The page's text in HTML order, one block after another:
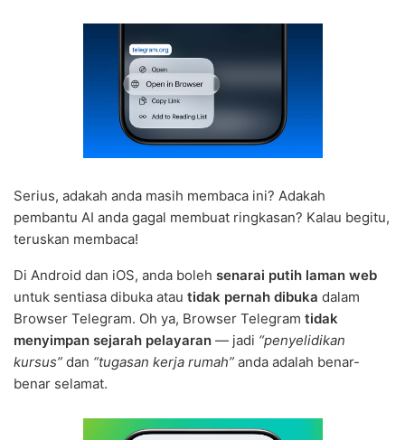
Serius, adakah anda masih membaca ini? Adakah
pembantu AI anda gagal membuat ringkasan? Kalau begitu,
teruskan membaca!
Di Android dan iOS, anda boleh senarai putih laman web
untuk sentiasa dibuka atau tidak pernah dibuka dalam
Browser Telegram. Oh ya, Browser Telegram tidak
menyimpan sejarah pelayaran — jadi “penyelidikan
kursus” dan “tugasan kerja rumah” anda adalah benar-
benar selamat.